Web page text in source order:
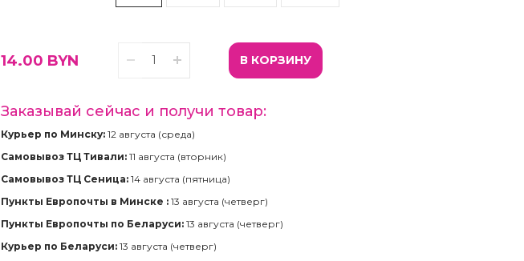
14.00 BYN В КОРЗИНУ
Заказывай сейчас и получи товар:
Курьер по Минску: 12 августа (среда)
Самовывоз ТЦ Тивали: 11 августа (вторник)
Самовывоз ТЦ Сеница: 14 августа (пятница)
Пункты Европочты в Минске : 13 августа (четверг)
Пункты Европочты по Беларуси: 13 августа (четверг)
Курьер по Беларуси: 13 августа (четверг)